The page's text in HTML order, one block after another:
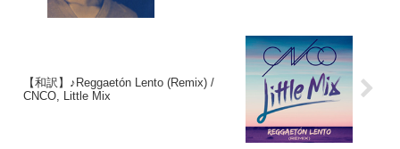
【和訳】♪Reggaetón Lento (Remix) /
CNCO, Little Mix